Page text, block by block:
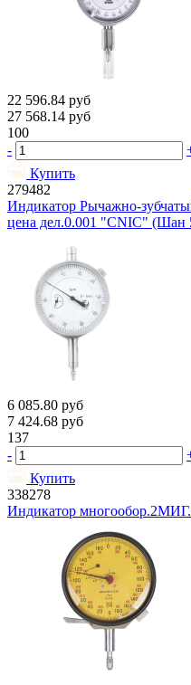
22 596.84 руб
27 568.14 руб
100
-
Купить
279482
Индикатор Рычажно-
цена дел.0.001 "CNIC" (Шан
6 085.80 руб
7 424.68 руб
137
-
Купить
338278
Индикатор